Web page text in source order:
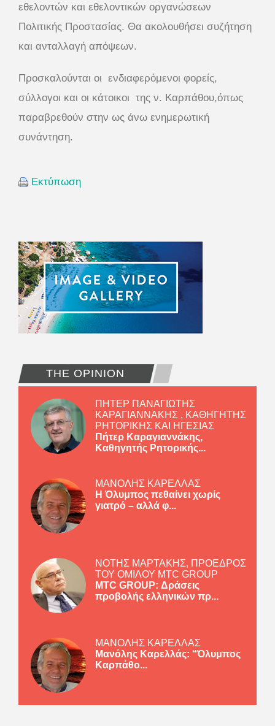
εθελοντών και εθελοντικών οργανώσεων
Πολιτικής Προστασίας. Θα ακολουθήσει συζήτηση
και ανταλλαγή απόψεων.
Προσκαλούνται οι ενδιαφερόμενοι φορείς,
σύλλογοι και οι κάτοικοι της ν. Καρπάθου,όπως
παραβρεθούν στην ως άνω ενημερωτική
συνάντηση.
Εκτύπωση
THE OPINION
ΠΗΤΕΡ ΠΑΝΑΓΙΩΤΗΣ
ΚΑΡΑΓΙΑΝΝΑΚΗΣ , ΚΑΘΗΓΗΤΗΣ
ΡΗΤΟΡΙΚΗΣ ΚΑΙ ΗΓΕΣΙΑΣ
Πήτερ Καραγιαννάκης,
Καθηγητής Ρητορικής...
ΜΑΝΟΛΗΣ ΚΑΡΕΛΛΑΣ
Η Όλυμπος πεθαίνει χωρίς
γιατρό – αλλά φ...
ΝΟΤΗΣ ΜΑΡΤΑΚΗΣ, ΠΡΟΕΔΡΟΣ
ΤΟΥ ΟΜΙΛΟΥ MTC GROUP
MTC GROUP: Δράσεις
προβολής ελληνικών πρ...
ΜΑΝΟΛΗΣ ΚΑΡΕΛΛΑΣ
Μανόλης Καρελλάς: “Όλυμπος
Καρπάθο...